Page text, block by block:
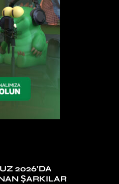
2026’DA
ŞARKILAR